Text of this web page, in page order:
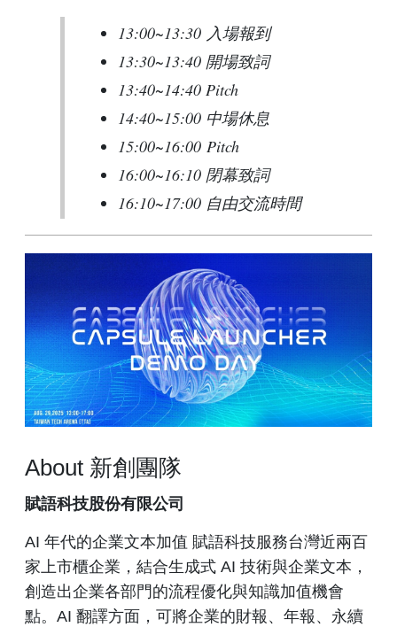
13:00~13:30 入場報到
13:30~13:40 開場致詞
13:40~14:40 Pitch
14:40~15:00 中場休息
15:00~16:00 Pitch
16:00~16:10 閉幕致詞
16:10~17:00 自由交流時間
About 新創團隊
賦語科技股份有限公司
AI 年代的企業文本加值 賦語科技服務台灣近兩百
家上市櫃企業，結合生成式 AI 技術與企業文本，
創造出企業各部門的流程優化與知識加值機會
點。AI 翻譯方面，可將企業的財報、年報、永續